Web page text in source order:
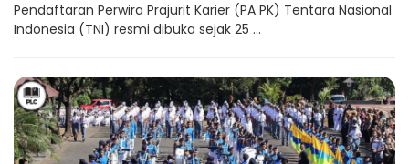
Pendaftaran Perwira Prajurit Karier (PA PK) Tentara Nasional
Indonesia (TNI) resmi dibuka sejak 25 ...